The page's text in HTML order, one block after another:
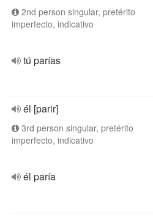
2nd person singular, pretérito
imperfecto, indicativo
tú parías
él [parir]
3rd person singular, pretérito
imperfecto, indicativo
él paría